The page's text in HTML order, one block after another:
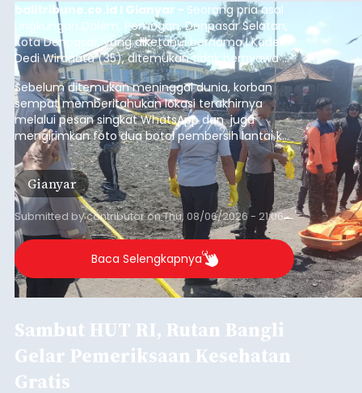
balitribune.co.id I Gianyar - Seorang pria asal
Lingkungan Dalem, Pemogan, Denpasar Selatan,
Kota Denpasar, yang diketahui bernama I Kadek
Dedi Wiranata (35), ditemukan tidak bernyawa di
pesisir Pantai Purnama, Sukawati.
Sebelum ditemukan meninggal dunia, korban
sempat memberitahukan lokasi terakhirnya
melalui pesan singkat WhatsApp dan juga
mengirimkan foto dua botol pembersih lantai ke
istrinya.
Gianyar
Submitted bycontributoronThu, 08/06/2026 - 21:06
Baca Selengkapnya
Sambut HUT RI, Rutan Bangli
Gelar Pemeriksaan Kesehatan
Gratis